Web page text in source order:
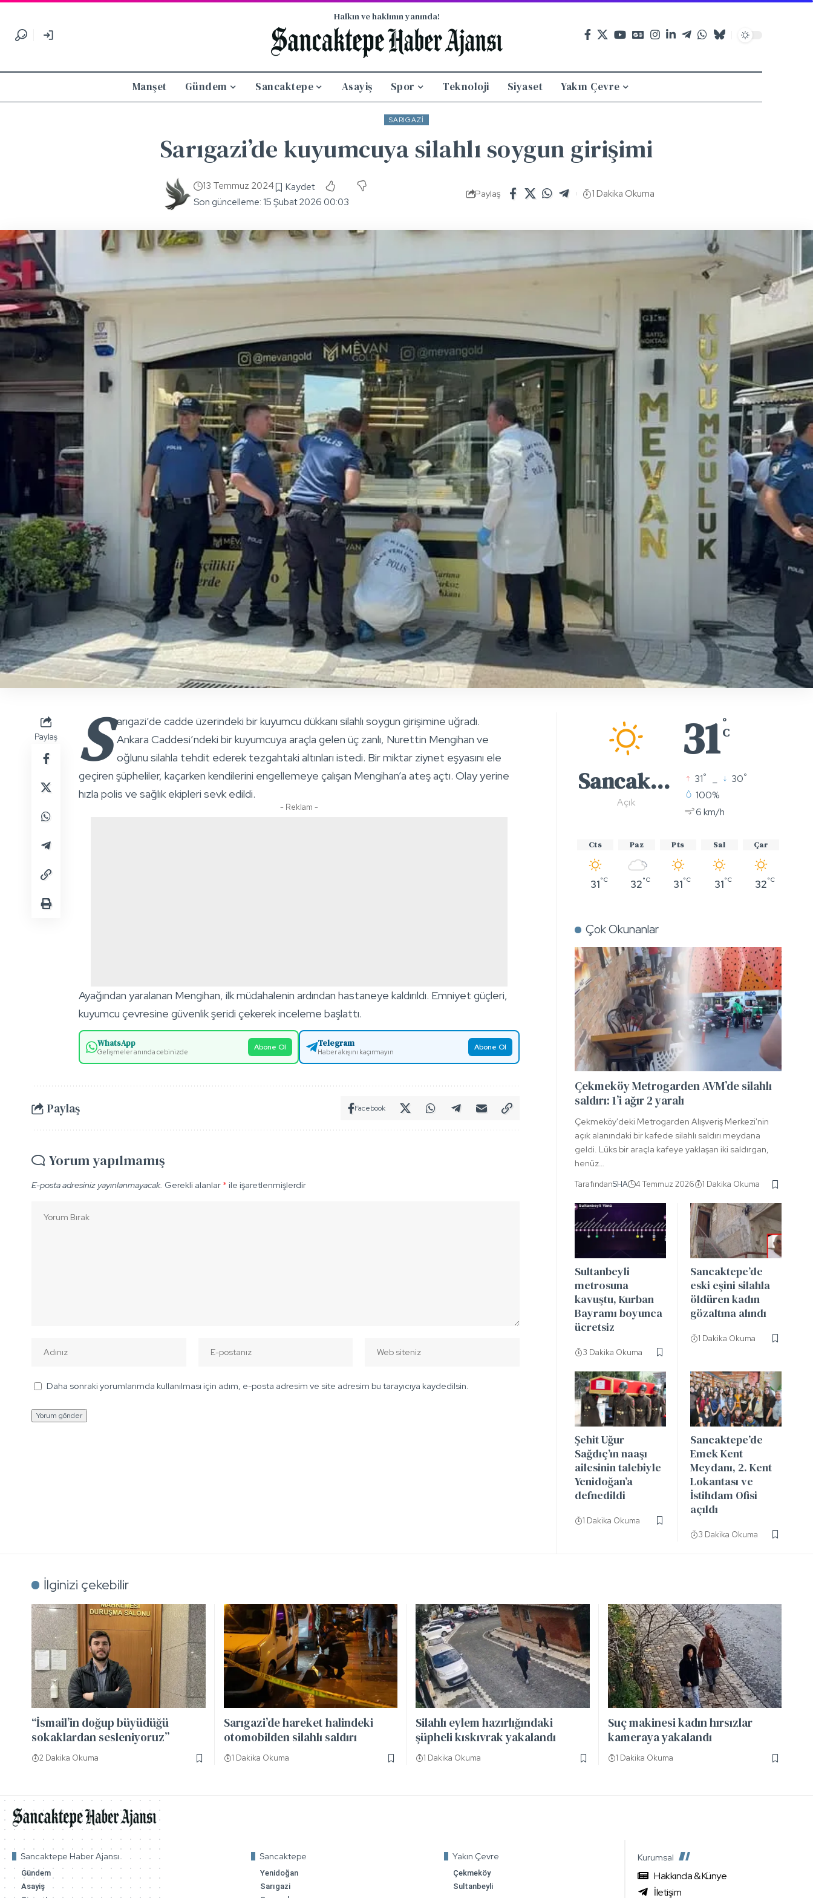
Halkın ve haklının yanında!
Manşet Gündem Sancaktepe Asayiş Spor Teknoloji Siyaset Yakın Çevre
SARIGAZI
Sarıgazi’de kuyumcuya silahlı soygun girişimi
Son güncelleme: 15 Şubat 2026 00:03
13 Temmuz 2024
Paylaş 1 Dakika Okuma
Paylaş S arıgazi’de cadde üzerindeki bir kuyumcu dükkanı silahlı soygun girişimine uğradı.
Ankara Caddesi’ndeki bir kuyumcuya araçla gelen üç zanlı, Nurettin Mengihan ve
oğlunu silahla tehdit ederek tezgahtaki altınları istedi. Bir miktar ziynet eşyasını ele
geçiren şüpheliler, kaçarken kendilerini engellemeye çalışan Mengihan’a ateş açtı. Olay yerine
hızla polis ve sağlık ekipleri sevk edildi.
- Reklam -
Ayağından yaralanan Mengihan, ilk müdahalenin ardından hastaneye kaldırıldı. Emniyet güçleri,
kuyumcu çevresine güvenlik şeridi çekerek inceleme başlattı.
WhatsApp
Gelişmeler anında cebinizde Abone Ol Telegram
Haber akışını kaçırmayın Abone Ol
Paylaş Facebook
Yorum yapılmamış
E-posta adresiniz yayınlanmayacak. Gerekli alanlar * ile işaretlenmişlerdir
Daha sonraki yorumlarımda kullanılması için adım, e-posta adresim ve site adresim bu tarayıcıya kaydedilsin.
31 °
C
Sancaktepe
Açık
31° 30°
100%
6 km/h
Cts
31°C
Paz
32°C
Pts
31°C
Sal
31°C
Çar
32°C
Çok Okunanlar
Çekmeköy Metrogarden AVM’de silahlı
saldırı: 1’i ağır 2 yaralı
Çekmeköy'deki Metrogarden Alışveriş Merkezi'nin
açık alanındaki bir kafede silahlı saldırı meydana
geldi. Lüks bir araçla kafeye yaklaşan iki saldırgan,
henüz…
TarafındanSHA 4 Temmuz 2026 1 Dakika Okuma
Sultanbeyli
metrosuna
kavuştu, Kurban
Bayramı boyunca
ücretsiz
3 Dakika Okuma
Sancaktepe’de
eski eşini silahla
öldüren kadın
gözaltına alındı
1 Dakika Okuma
Şehit Uğur
Sağdıç’ın naaşı
ailesinin talebiyle
Yenidoğan’a
defnedildi
1 Dakika Okuma
Sancaktepe’de
Emek Kent
Meydanı, 2. Kent
Lokantası ve
İstihdam Ofisi
açıldı
3 Dakika Okuma
İlginizi çekebilir
“İsmail’in doğup büyüdüğü
sokaklardan sesleniyoruz”
2 Dakika Okuma
Sarıgazi’de hareket halindeki
otomobilden silahlı saldırı
1 Dakika Okuma
Silahlı eylem hazırlığındaki
şüpheli kıskıvrak yakalandı
1 Dakika Okuma
Suç makinesi kadın hırsızlar
kameraya yakalandı
1 Dakika Okuma
Sancaktepe Haber Ajansı
Gündem
Asayiş
Sancaktepe
Yenidoğan
Sarıgazi
Yakın Çevre
Çekmeköy
Sultanbeyli
Kurumsal
Hakkında & Künye
İletişim